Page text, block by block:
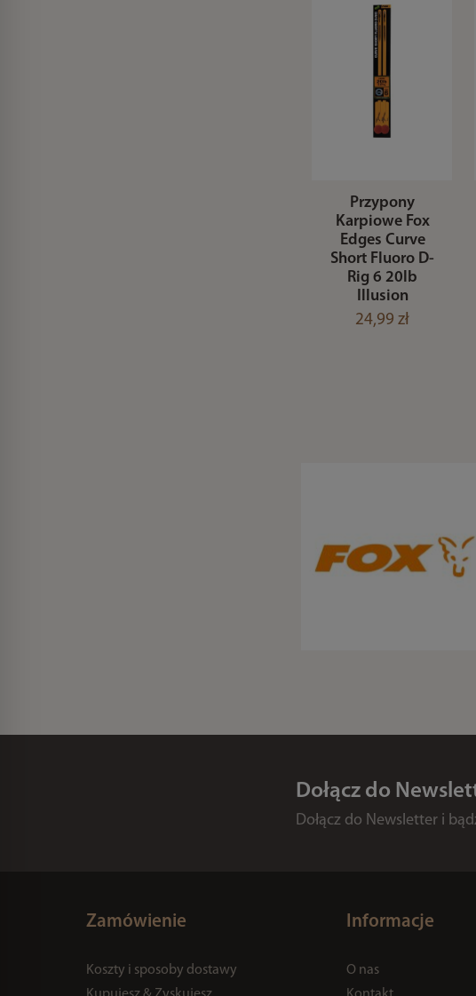
Przypony
Karpiowe Fox
Edges Curve
Short Fluoro D-
Rig 6 20lb
Illusion
24,99 zł
Dołącz do
Dołącz do Newsletter i
Zamówienie
Koszty i sposoby dostawy
Informacje
O nas